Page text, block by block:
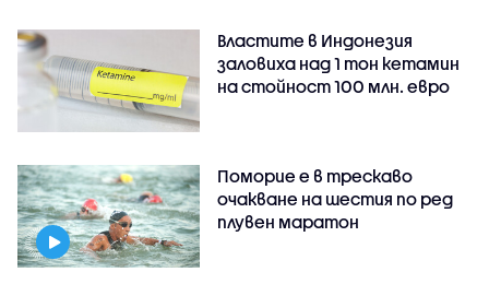
Властите в Индонезия
заловиха над 1 тон кетамин
на стойност 100 млн. евро
Поморие е в трескаво
очакване на шестия по ред
плувен маратон